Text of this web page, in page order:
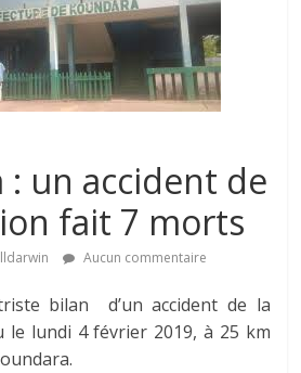
: un accident de
fait 7 morts
Aucun commentaire
bilan d’un accident de la
le lundi 4 février 2019, à 25 km